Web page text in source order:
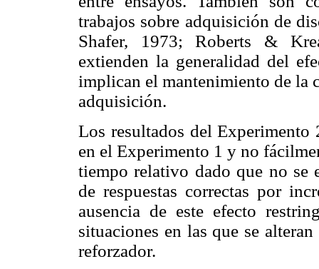
trabajos sobre adquisición de
Shafer, 1973; Roberts &
extienden la generalidad del
implican el mantenimiento de la
adquisición.
Los resultados del Experimento
en el Experimento 1 y no
tiempo relativo dado que no se
de respuestas correctas por
ausencia de este efecto
situaciones en las que se
reforzador.